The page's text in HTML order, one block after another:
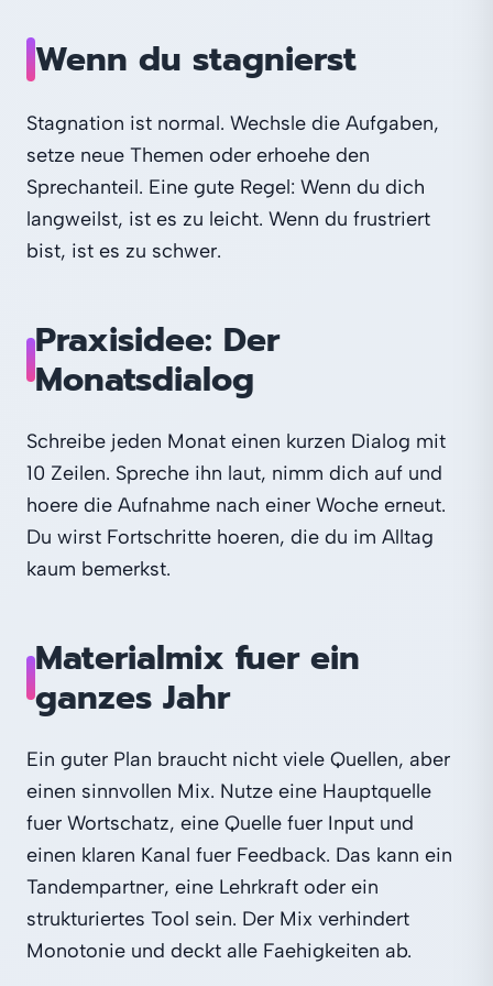
Wenn du stagnierst
Stagnation ist normal. Wechsle die Aufgaben,
setze neue Themen oder erhoehe den
Sprechanteil. Eine gute Regel: Wenn du dich
langweilst, ist es zu leicht. Wenn du frustriert
bist, ist es zu schwer.
Praxisidee: Der
Monatsdialog
Schreibe jeden Monat einen kurzen Dialog mit
10 Zeilen. Spreche ihn laut, nimm dich auf und
hoere die Aufnahme nach einer Woche erneut.
Du wirst Fortschritte hoeren, die du im Alltag
kaum bemerkst.
Materialmix fuer ein
ganzes Jahr
Ein guter Plan braucht nicht viele Quellen, aber
einen sinnvollen Mix. Nutze eine Hauptquelle
fuer Wortschatz, eine Quelle fuer Input und
einen klaren Kanal fuer Feedback. Das kann ein
Tandempartner, eine Lehrkraft oder ein
strukturiertes Tool sein. Der Mix verhindert
Monotonie und deckt alle Faehigkeiten ab.